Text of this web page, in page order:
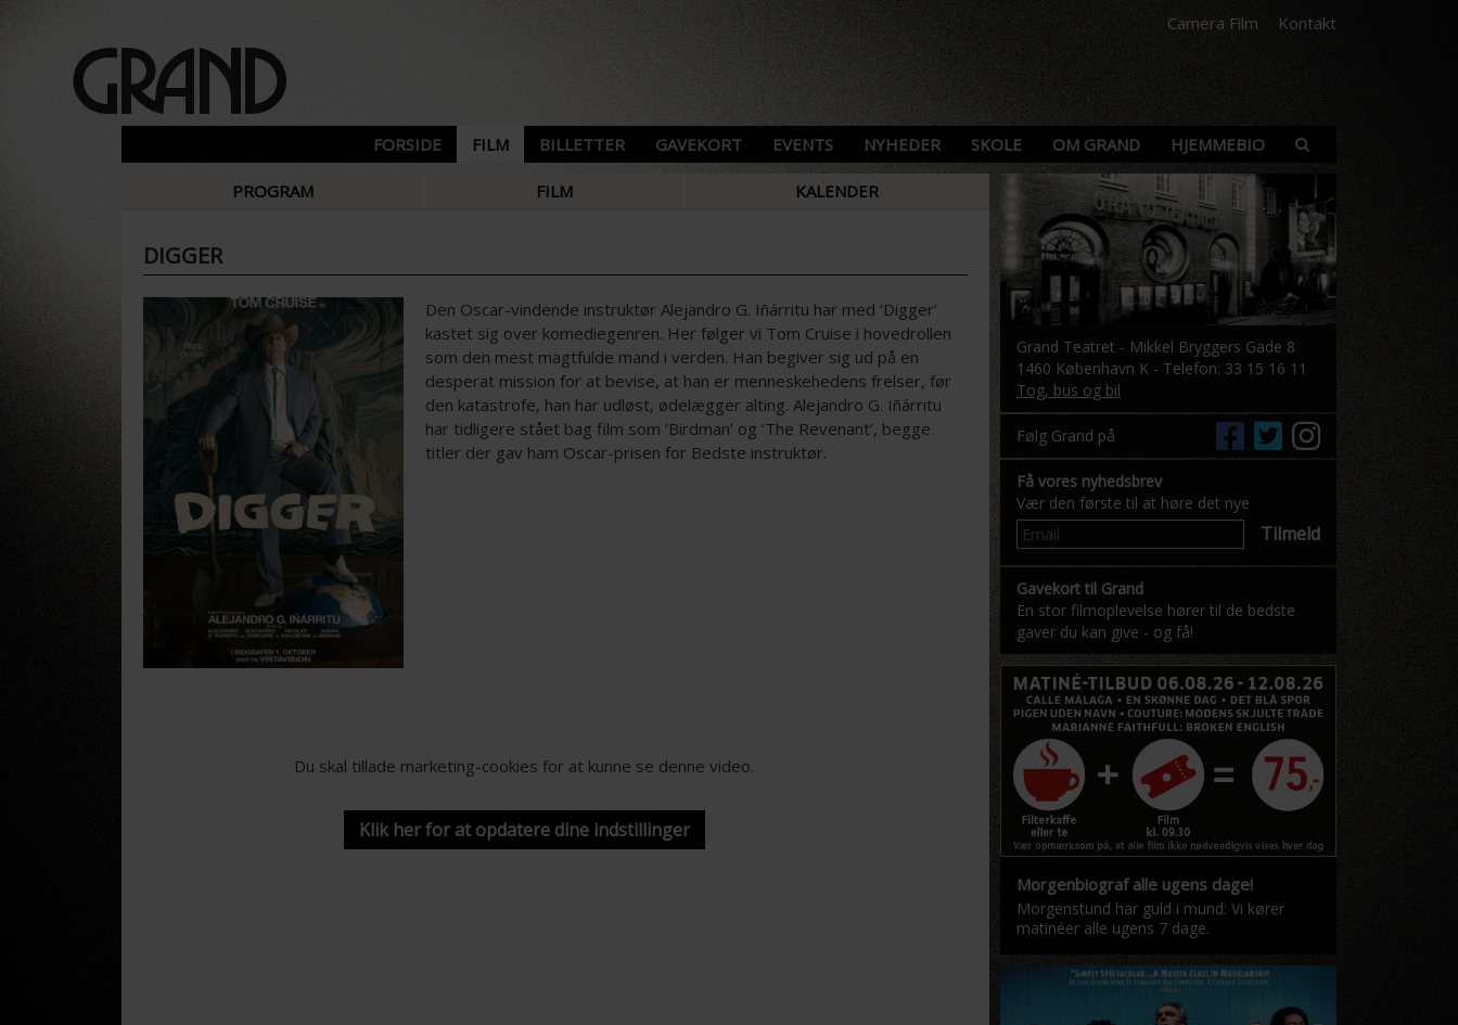
Camera Film Kontakt
FORSIDE FILM BILLETTER GAVEKORT EVENTS NYHEDER SKOLE OM GRAND HJEMMEBIO
PROGRAM FILM KALENDER
DIGGER
Den Oscar-vindende instruktør Alejandro G. Iñárritu har med ‘Digger’
kastet sig over komediegenren. Her følger vi Tom Cruise i hovedrollen
som den mest magtfulde mand i verden. Han begiver sig ud på en
desperat mission for at bevise, at han er menneskehedens frelser, før
den katastrofe, han har udløst, ødelægger alting. Alejandro G. Iñárritu
har tidligere stået bag film som ‘Birdman’ og ‘The Revenant’, begge
titler der gav ham Oscar-prisen for Bedste instruktør.
Du skal tillade marketing-cookies for at kunne se denne video.
Klik her for at opdatere dine indstillinger
Grand Teatret - Mikkel Bryggers Gade 8
1460 København K - Telefon: 33 15 16 11
Tog, bus og bil
Følg Grand på
Få vores nyhedsbrev
Vær den første til at høre det nye
Tilmeld
Gavekort til Grand
En stor filmoplevelse hører til de bedste
gaver du kan give - og få!
Morgenbiograf alle ugens dage!
Morgenstund har guld i mund: Vi kører
matinéer alle ugens 7 dage.